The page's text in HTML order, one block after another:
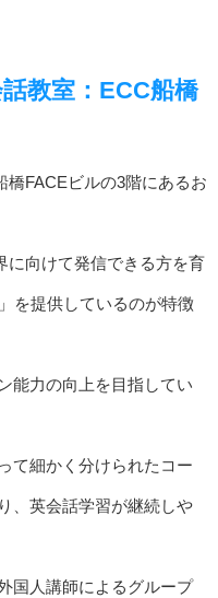
教室：ECC船橋
橋FACEビルの3階にあるお
に向けて発信できる方を育
を提供しているのが特徴
能力の向上を目指してい
て細かく分けられたコー
、英会話学習が継続しや
国人講師によるグループ